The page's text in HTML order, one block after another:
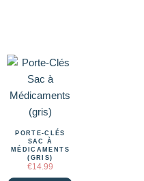
PORTE-CLÉS
SAC À
MÉDICAMENTS
(GRIS)
€14.99